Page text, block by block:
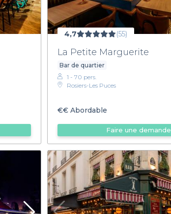
4,7 (55)
La Petite Marguerite
Bar de quartier
1 - 70 pers.
Rosiers-Les Puces
€€Abordable
Faire une demande